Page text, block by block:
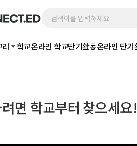
학교온라인 학교단기활동온라인 단기
면 학교부터 찾으세요!